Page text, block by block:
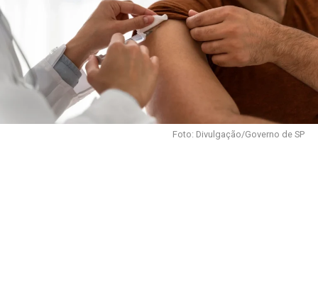
Foto: Divulgação/Governo de SP